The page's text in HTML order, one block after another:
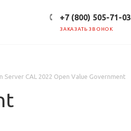
+7 (800) 505-71-03
ЗАКАЗАТЬ ЗВОНОК
Server CAL 2022 Open Value Government